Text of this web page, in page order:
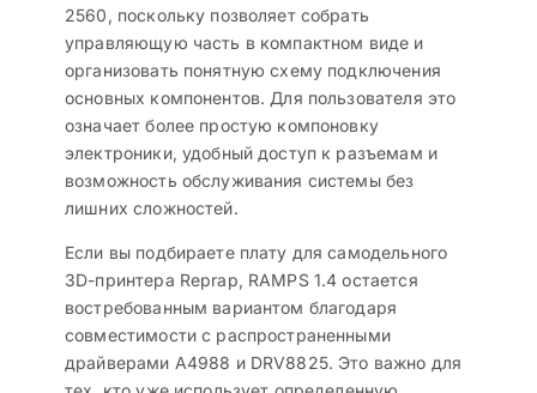
2560, поскольку позволяет собрать
управляющую часть в компактном виде и
организовать понятную схему подключения
основных компонентов. Для пользователя это
означает более простую компоновку
электроники, удобный доступ к разъемам и
возможность обслуживания системы без
лишних сложностей.
Если вы подбираете плату для самодельного
3D-принтера Reprap, RAMPS 1.4 остается
востребованным вариантом благодаря
совместимости с распространенными
драйверами A4988 и DRV8825. Это важно для